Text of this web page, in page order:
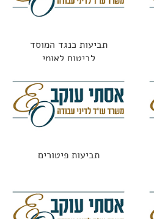
תביעות כנגד המוסד
לביטוח לאומי
תביעות פיטורים